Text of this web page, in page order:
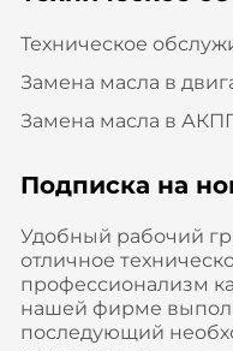
Техническое
Замена масла в
Замена масла в
Подписка на
Удобный рабочий
отличное
профессионализм
нашей фирме
последующий